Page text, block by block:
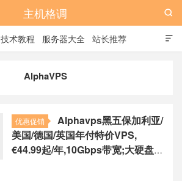
主机格调

技术教程 服务器大全 站长推荐

AlphaVPS
优惠促销
Alphavps黑五保加利亚/
美国/德国/英国年付特价VPS,
€44.99起/年,10Gbps带宽;大硬盘